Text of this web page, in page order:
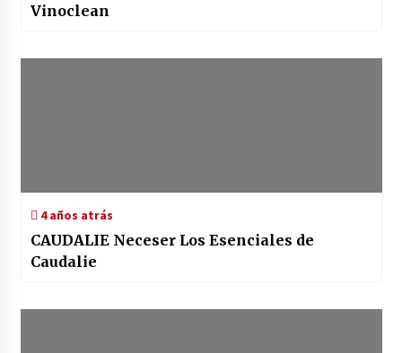
Vinoclean
4 años atrás
CAUDALIE Neceser Los Esenciales de
Caudalie